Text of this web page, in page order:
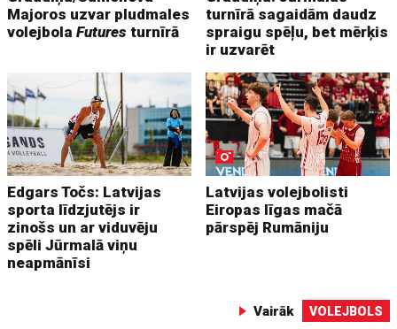
Majoros uzvar pludmales
volejbolaFutures turnīrā
turnīrā sagaidām daudz
spraigu spēļu, bet mērķis
ir uzvarēt
Edgars Točs: Latvijas
sporta līdzjutējs ir
zinošs un ar viduvēju
spēli Jūrmalā viņu
neapmānīsi
Latvijas volejbolisti
Eiropas līgas mačā
pārspēj Rumāniju
Vairāk VOLEJBOLS